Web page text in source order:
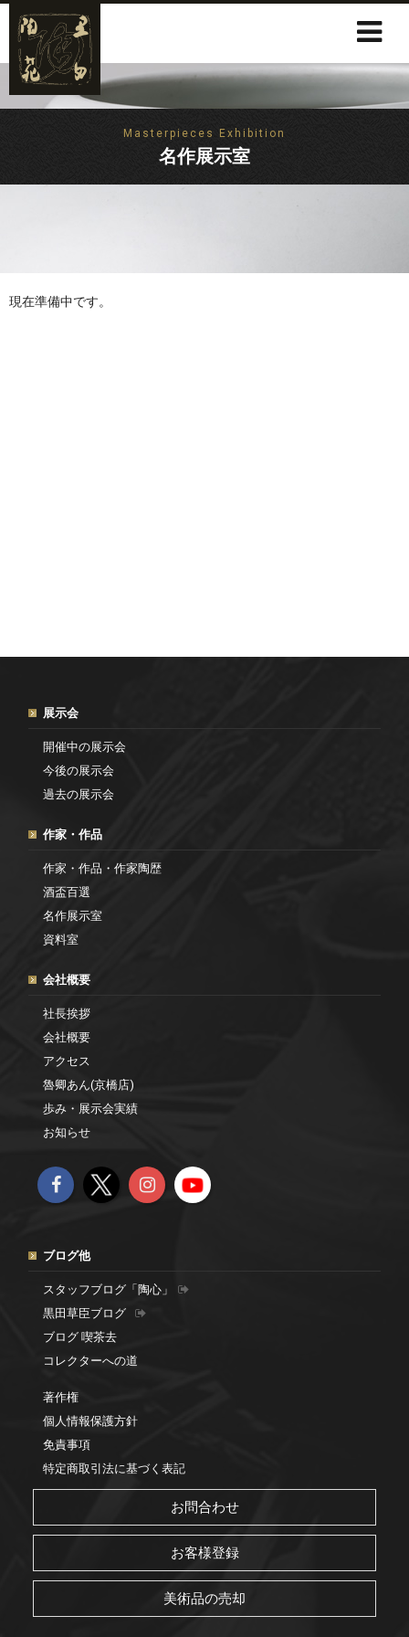
Masterpieces Exhibition
名作展示室
現在準備中です。
展示会
開催中の展示会
今後の展示会
過去の展示会
作家・作品
作家・作品・作家陶歴
酒盃百選
名作展示室
資料室
会社概要
社長挨拶
会社概要
アクセス
魯卿あん(京橋店)
歩み・展示会実績
お知らせ
ブログ他
スタッフブログ「陶心」
黒田草臣ブログ
ブログ 喫茶去
コレクターへの道
著作権
個人情報保護方針
免責事項
特定商取引法に基づく表記
お問合わせ
お客様登録
美術品の売却